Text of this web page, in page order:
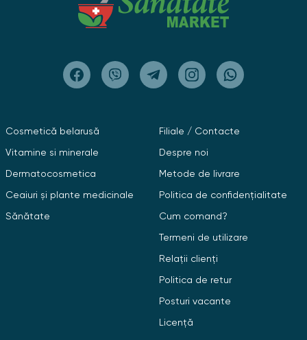
Cosmetică belarusă
Vitamine si minerale
Dermatocosmetica
Ceaiuri și plante medicinale
Sănătate
Filiale / Contacte
Despre noi
Metode de livrare
Politica de confidențialitate
Cum comand?
Termeni de utilizare
Relații clienți
Politica de retur
Posturi vacante
Licență